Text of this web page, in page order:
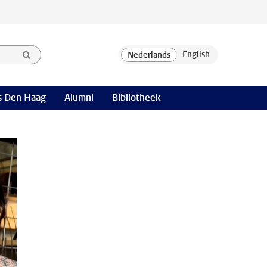
Den Haag Alumni Bibliotheek